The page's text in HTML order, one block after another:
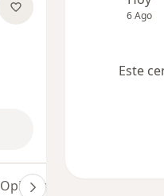
Opiniones (12)
6 Ago
Este